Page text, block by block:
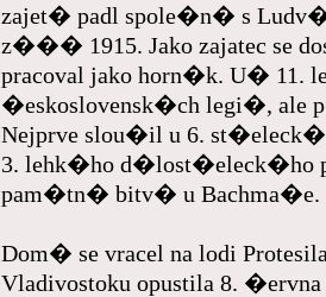
zajet� padl spole�n� s
z��� 1915. Jako zajatec se
pracoval jako horn�k. U� 11.
�eskoslovensk�ch legi�,
Nejprve slou�il u 6.
3. lehk�ho d�lost�eleck�ho
pam�tn� bitv� u Bachma�e.
Dom� se vracel na lodi
Vladivostoku opustila 8.